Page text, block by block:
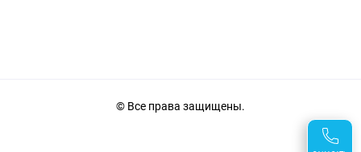
© Все права защищены.